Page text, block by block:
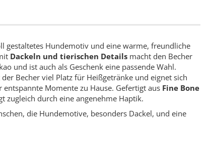
gestaltetes Hundemotiv und eine warme, freundliche
Dackeln und tierischen Details macht den Becher
und ist auch als Geschenk eine passende Wahl.
Becher viel Platz für Heißgetränke und eignet sich
Momente zu Hause. Gefertigt aus Fine Bone
zugleich durch eine angenehme Haptik.
die Hundemotive, besonders Dackel, und eine